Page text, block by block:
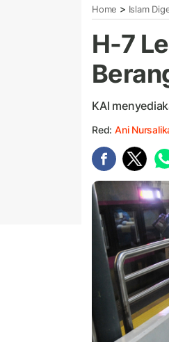
Home > Islam
H-7
KAI
Red: Ani